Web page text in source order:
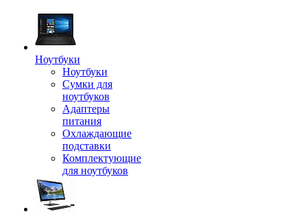
Ноутбуки
Ноутбуки
Сумки для
ноутбуков
Адаптеры
питания
Охлаждающие
подставки
Комплектующие
для ноутбуков